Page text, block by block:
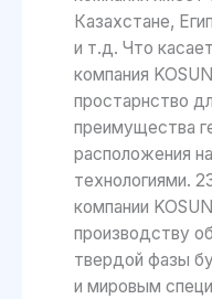
Казахстане,
и т.д. Что
компания
простарнство
преимущества
расположения
технологиями.
компании
производству
твердой фазы
и мировым